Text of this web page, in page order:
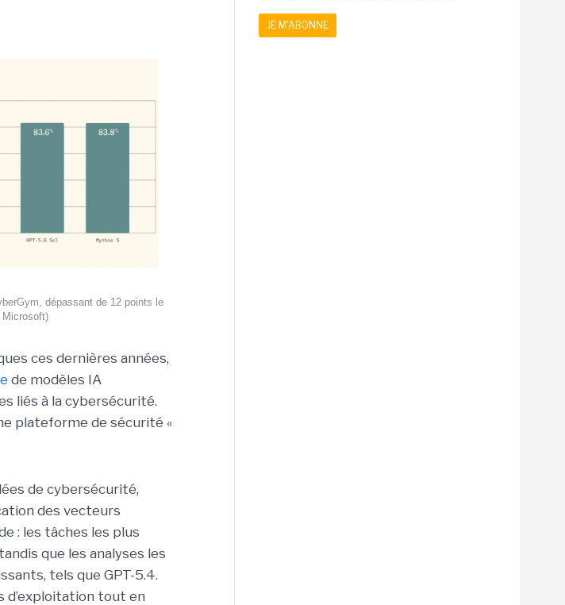
dépassant de 12 points le
ces dernières années,
de modèles IA
liés à la cybersécurité.
plateforme de sécurité «
de cybersécurité,
des vecteurs
: les tâches les plus
que les analyses les
tels que GPT-5.4.
d’exploitation tout en
JE M'ABONNE